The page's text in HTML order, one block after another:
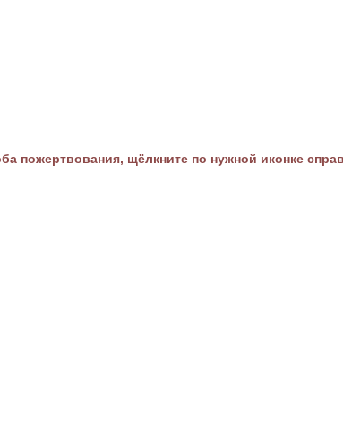
пожертвования, щёлкните по нужной иконке